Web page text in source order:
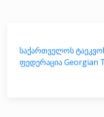
საქართველოს
ფედერაცია Georgian